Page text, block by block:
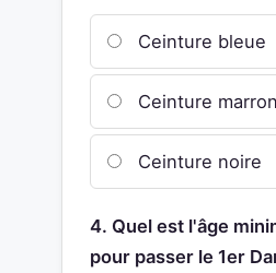
Ceinture bleue
Ceinture marron
Ceinture noire
4. Quel est l'âge
pour passer le 1er